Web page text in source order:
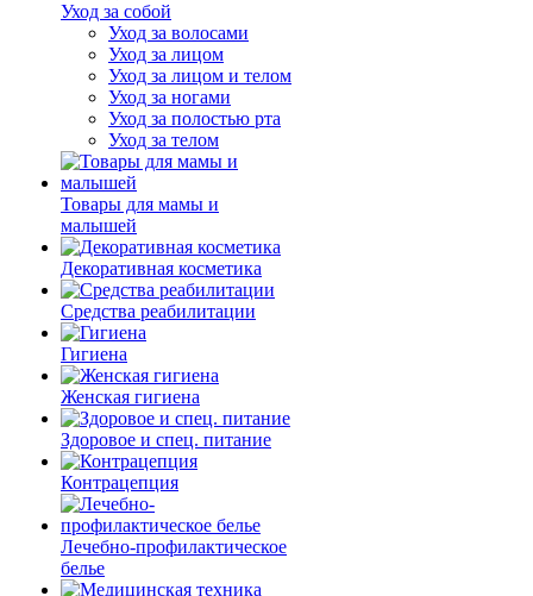
Уход за собой
Уход за волосами
Уход за лицом
Уход за лицом и телом
Уход за ногами
Уход за полостью рта
Уход за телом
Товары для мамы и
малышей
Декоративная косметика
Средства реабилитации
Гигиена
Женская гигиена
Здоровое и спец. питание
Контрацепция
Лечебно-профилактическое
белье